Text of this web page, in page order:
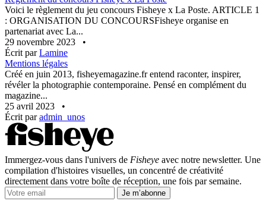
Voici le règlement du jeu concours Fisheye x La Poste. ARTICLE 1
: ORGANISATION DU CONCOURSFisheye organise en
partenariat avec La...
29 novembre 2023
•
Écrit parLamine
Mentions légales
Créé en juin 2013, fisheyemagazine.fr entend raconter, inspirer,
révéler la photographie contemporaine. Pensé en complément du
magazine...
25 avril 2023
•
Écrit paradmin_unos
Immergez-vous dans l'univers de Fisheye avec notre newsletter. Une
compilation d'histoires visuelles, un concentré de créativité
directement dans votre boîte de réception, une fois par semaine.
Je m’abonne